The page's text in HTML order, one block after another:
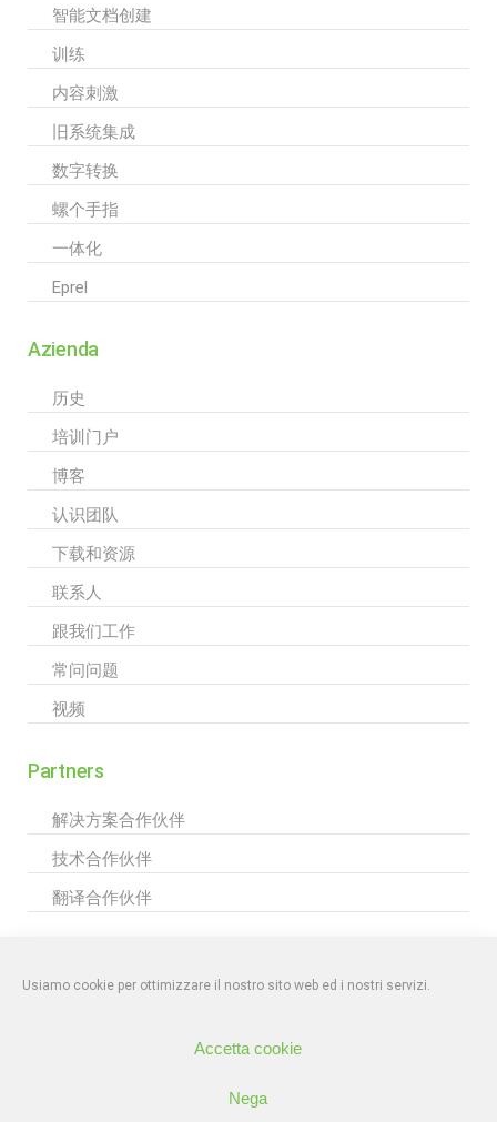
Usiamo cookie per ottimizzare il nostro sito web ed i nostri servizi.
Accetta cookie
Nega
智能文档创建
训练
内容刺激
旧系统集成
数字转换
螺个手指
一体化
Eprel
Azienda
历史
培训门户
博客
认识团队
下载和资源
联系人
跟我们工作
常问问题
视频
Partners
解决方案合作伙伴
技术合作伙伴
翻译合作伙伴